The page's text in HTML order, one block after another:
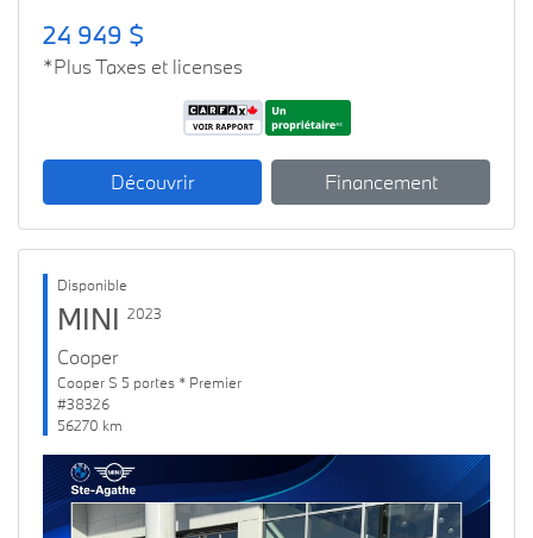
24 949 $
*Plus Taxes et licenses
Découvrir Financement
Disponible
MINI 2023
Cooper
Cooper S 5 portes * Premier
#38326
56270 km